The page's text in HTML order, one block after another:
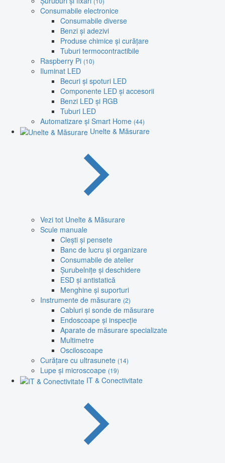
Consumabile electronice
Consumabile diverse
Benzi și adezivi
Produse chimice și curățare
Tuburi termocontractibile
Raspberry Pi (10)
Iluminat LED
Becuri și spoturi LED
Componente LED și accesorii
Benzi LED și RGB
Tuburi LED
Automatizare și Smart Home (44)
Unelte & Măsurare
Vezi tot Unelte & Măsurare
Scule manuale
Clești și pensete
Banc de lucru și organizare
Consumabile de atelier
Șurubelnițe și deschidere
ESD și antistatică
Menghine și suporturi
Instrumente de măsurare (2)
Cabluri și sonde de măsurare
Endoscoape și inspecție
Aparate de măsurare specializate
Multimetre
Osciloscoape
Curățare cu ultrasunete (14)
Lupe și microscoape (19)
IT & Conectivitate